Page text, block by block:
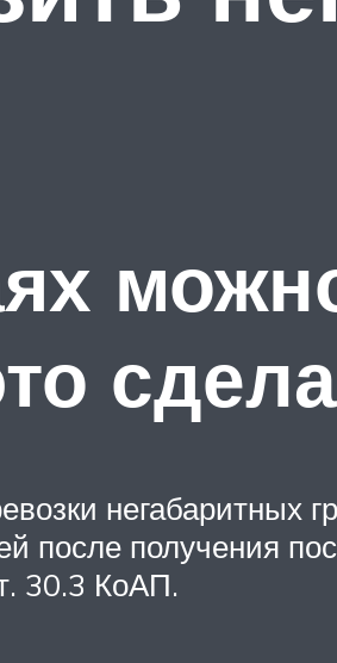
негабаритных
после получения
30.3 КоАП.